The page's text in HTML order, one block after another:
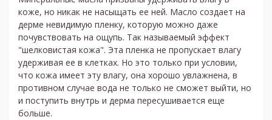
коже, но никак не насыщать ее ней. Масло создает на
дерме невидимую пленку, которую можно даже
почувствовать на ощупь. Так называемый эффект
"шелковистая кожа". Эта пленка не пропускает влагу
удерживая ее в клетках. Но это только при условии,
что кожа имеет эту влагу, она хорошо увлажнена, в
противном случае вода не только не сможет выйти, но
и поступить внутрь и дерма пересушивается еще
больше.